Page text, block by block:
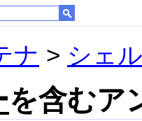
ナ > シェ
を含むア